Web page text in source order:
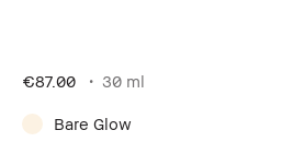
€87.00 30 ml
Bare Glow